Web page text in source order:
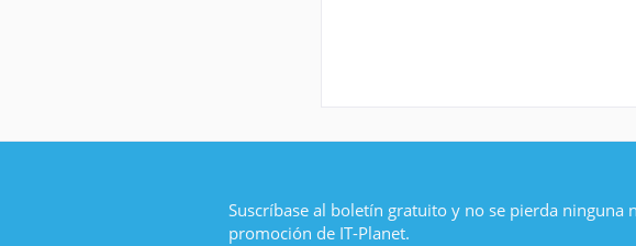
Suscríbase al boletín gratuito y no se pierda ninguna
promoción de IT-Planet.